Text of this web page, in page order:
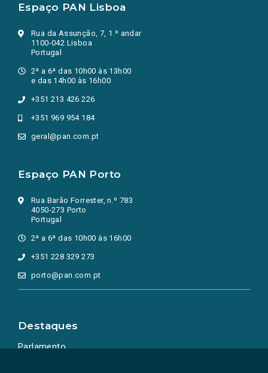
Espaço PAN Lisboa
Rua da Assunção, 7, 1.º andar
1100-042 Lisboa
Portugal
2ª a 6ª das 10h00 às 13h00
e das 14h00 às 16h00
+351 213 426 226
+351 969 954 184
geral@pan.com.pt
Espaço PAN Porto
Rua Barão Forrester, n.º 783
4050-273 Porto
Portugal
2ª a 6ª das 10h00 às 16h00
+351 228 329 273
porto@pan.com.pt
Destaques
Parlamento